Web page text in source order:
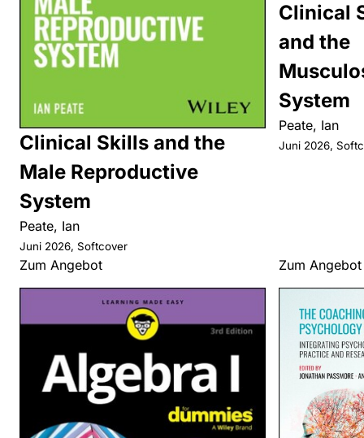
Clinical Skills and the
Male Reproductive
System
Peate, Ian
Juni 2026, Softcover
Zum Angebot
Clinical
and the
System
Peate, Ian
Juni 2026,
Zum Angebot